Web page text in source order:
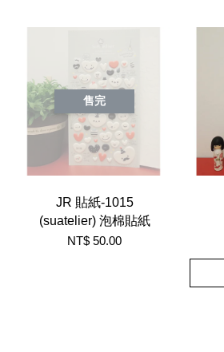
售完
JR 貼紙-1015
(suatelier) 泡棉貼紙
NT$ 50.00